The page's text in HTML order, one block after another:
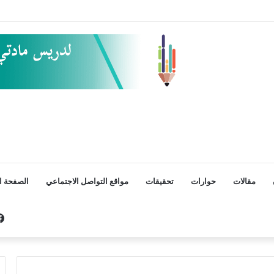
مقالات حوارات تحقيقات مواقع التواصل الاجتماعي الصفحة